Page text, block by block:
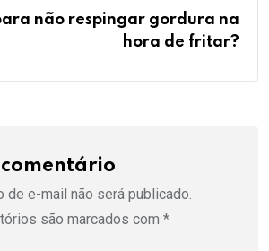
não respingar gordura na
hora de fritar?
comentário
de e-mail não será publicado.
são marcados com *